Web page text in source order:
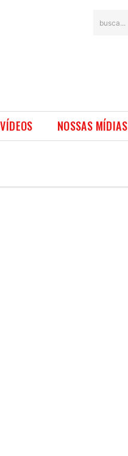
busca...
VÍDEOS NOSSAS MÍDIAS